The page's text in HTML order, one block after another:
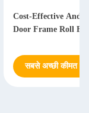
Cost-Effective And
Door Frame Roll
सबसे अच्छी कीमत पाएं